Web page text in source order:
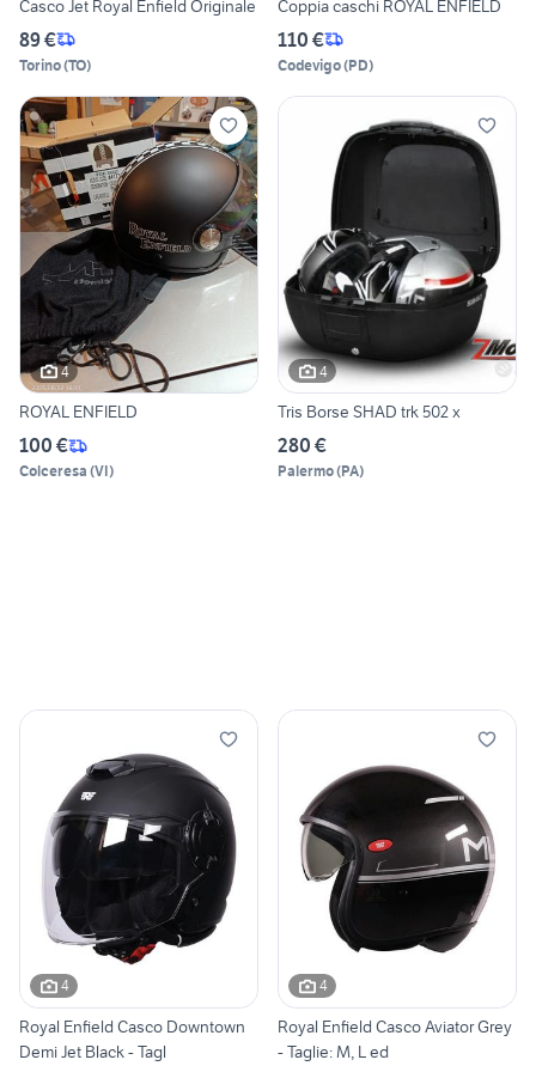
Casco Jet Royal Enfield Originale
89 €
Torino(TO)
Coppia caschi ROYAL ENFIELD
110 €
Codevigo(PD)
4
ROYAL ENFIELD
100 €
Colceresa (VI)
4
Tris Borse SHAD trk 502 x
280 €
Palermo(PA)
4
Royal Enfield Casco Downtown
Demi Jet Black - Tagl
4
Royal Enfield Casco Aviator Grey
- Taglie: M, L ed